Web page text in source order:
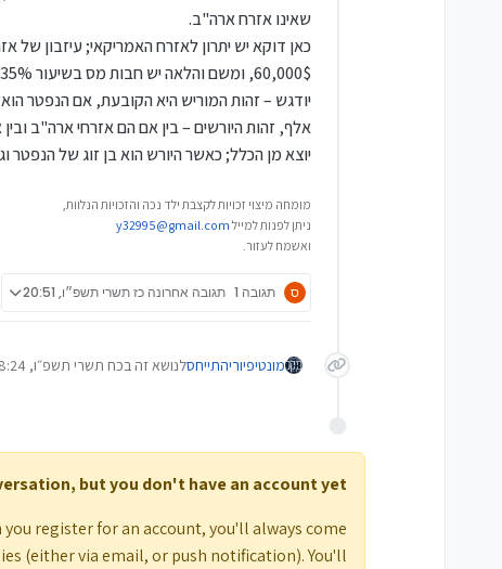
נדל"ן.
כמו כן אפשר לפתוח קופת
קרן כספית וכן קרן אג"ח הן גם בכלל PFIC, ולכן לא מומלץ לאזרח אמריקאי להחזיק בהם.
פקדון בנקאי.
קניית מק"מ דרך חשבון מסחר
אגחי"ם ממשלתיים בודדים.
יש לשים לב לא לקנות
היחסי, ובישראל אין חבות
הפדיון.
על דיווח מוצרי PFIC) ורוב רו"ח לא מתעסקים עם הטופס הזה וגם אם כן התשלום לרו"ח יקר מאוד.
באשכולהזהוהזה
שאינו אזרח ארה"ב.
60,000$, ומשם והלאה יש חבות מס בשיעור 35%.
אלף, זהות היורשים – בין אם הם אזרחי ארה"ב
יוצא מן הכלל; כאשר היורש הוא בן זוג של
מומחה מיצוי זכויות לקצבת ילד נכה והזכויות הנלוות,
ניתן לפנות למייל y32995@gmail.com
ואשמח לעזור.
ס תגובה 1 תגובה אחרונה כז תשרי תשפ״ו, 20:51
מונטיפיוריהתייחסלנושא זה בכח תשרי תשפ״ו, 08:24
but you don't have an account yet.
register for an account, you'll always come
(either via email, or push notification). You'll